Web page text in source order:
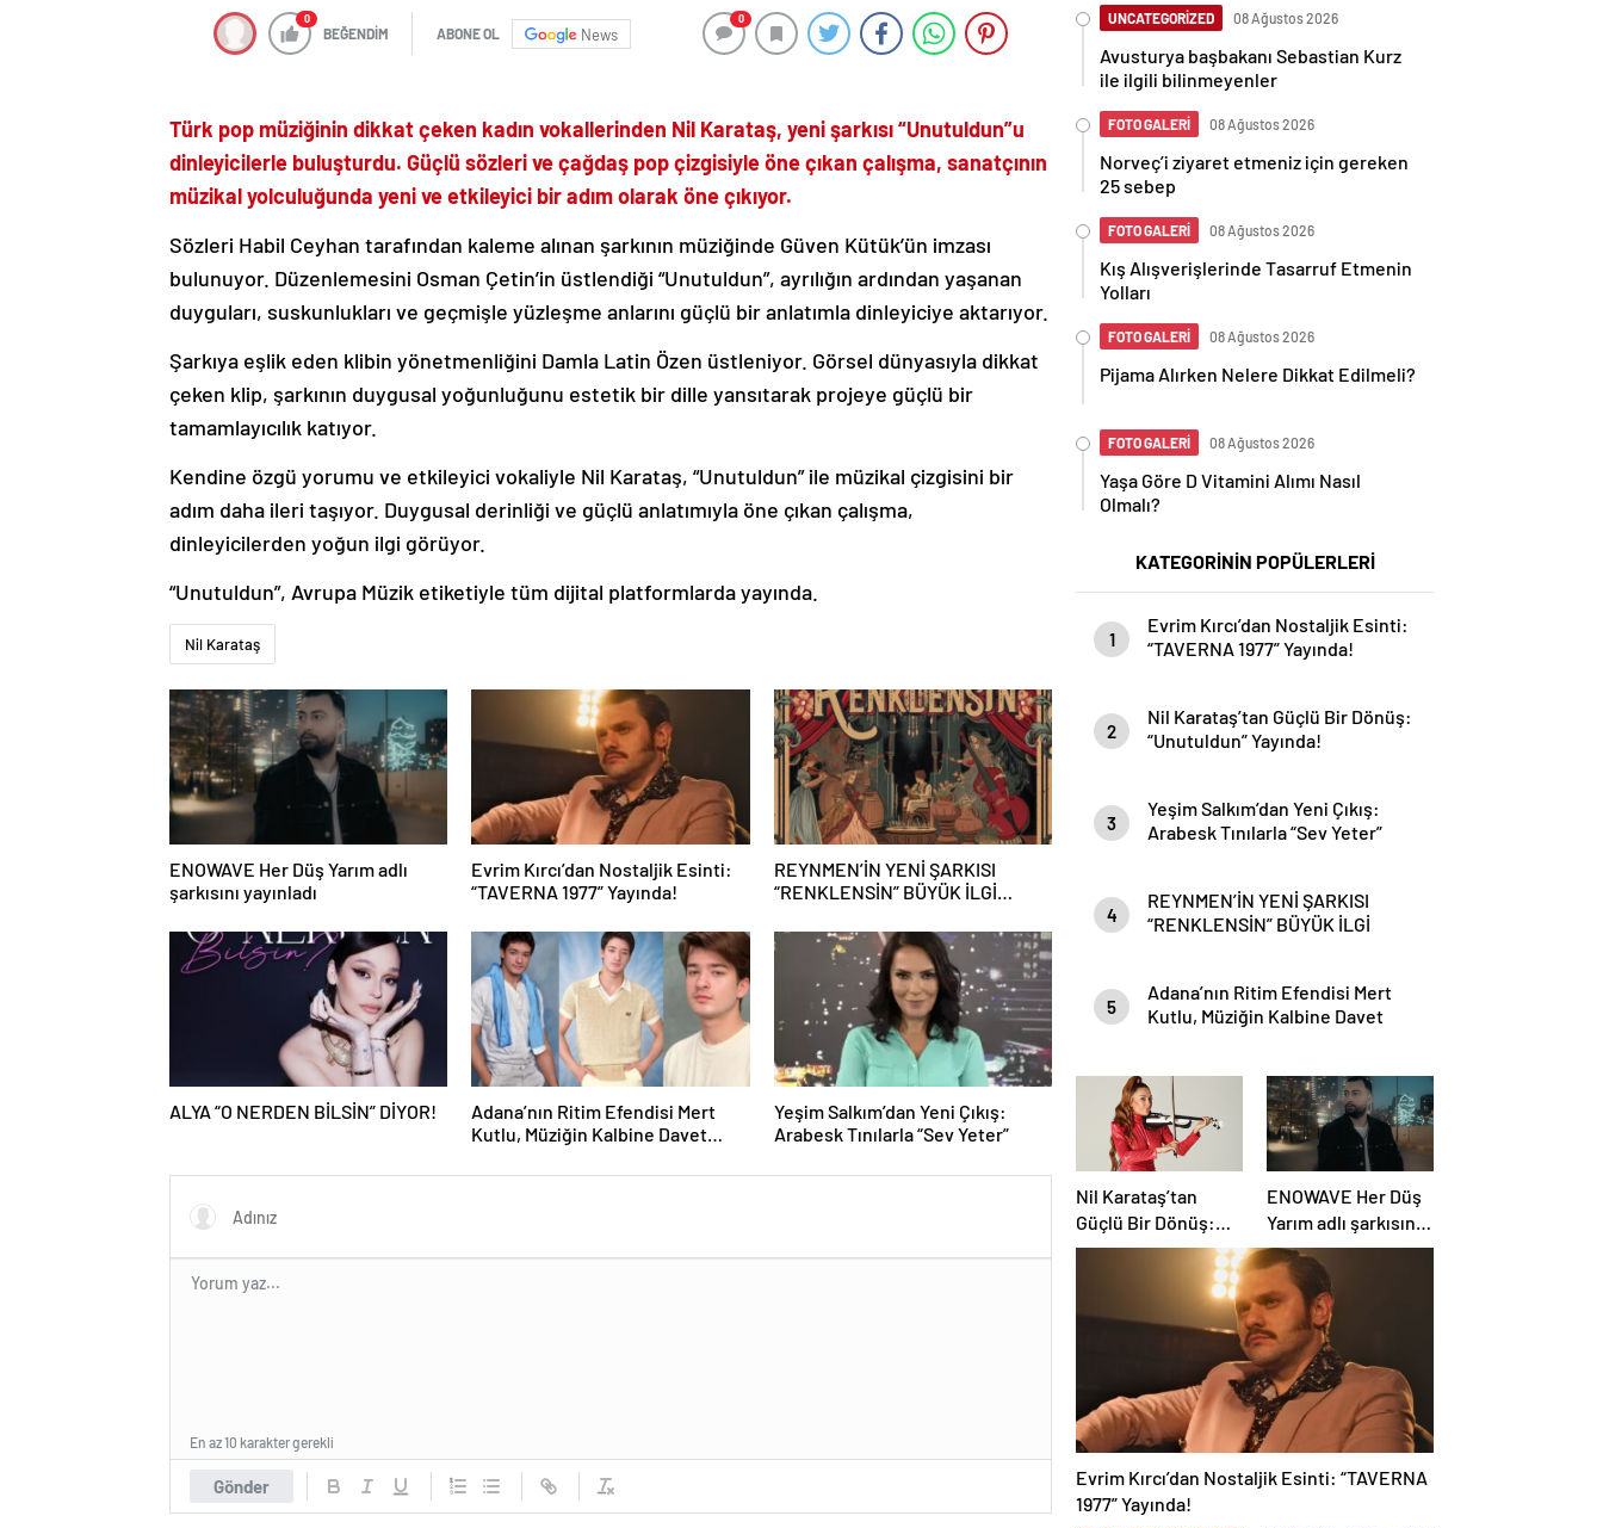
0
BEĞENDİM ABONE OL News
0
Türk pop müziğinin dikkat çeken kadın vokallerinden Nil Karataş, yeni şarkısı “Unutuldun”u
dinleyicilerle buluşturdu. Güçlü sözleri ve çağdaş pop çizgisiyle öne çıkan çalışma, sanatçının
müzikal yolculuğunda yeni ve etkileyici bir adım olarak öne çıkıyor.
Sözleri Habil Ceyhan tarafından kaleme alınan şarkının müziğinde Güven Kütük’ün imzası
bulunuyor. Düzenlemesini Osman Çetin’in üstlendiği “Unutuldun”, ayrılığın ardından yaşanan
duyguları, suskunlukları ve geçmişle yüzleşme anlarını güçlü bir anlatımla dinleyiciye aktarıyor.
Şarkıya eşlik eden klibin yönetmenliğini Damla Latin Özen üstleniyor. Görsel dünyasıyla dikkat
çeken klip, şarkının duygusal yoğunluğunu estetik bir dille yansıtarak projeye güçlü bir
tamamlayıcılık katıyor.
Kendine özgü yorumu ve etkileyici vokaliyle Nil Karataş, “Unutuldun” ile müzikal çizgisini bir
adım daha ileri taşıyor. Duygusal derinliği ve güçlü anlatımıyla öne çıkan çalışma,
dinleyicilerden yoğun ilgi görüyor.
“Unutuldun”, Avrupa Müzik etiketiyle tüm dijital platformlarda yayında.
Nil Karataş
ENOWAVE Her Düş Yarım adlı
şarkısını yayınladı
Evrim Kırcı’dan Nostaljik Esinti:
“TAVERNA 1977” Yayında!
REYNMEN’İN YENİ ŞARKISI
“RENKLENSİN” BÜYÜK İLGİ
ALYA “O NERDEN BİLSİN” DİYOR!
Adana’nın Ritim Efendisi Mert
Kutlu, Müziğin Kalbine Davet
Yeşim Salkım’dan Yeni Çıkış:
Arabesk Tınılarla “Sev Yeter”
Gönder
En az 10 karakter gerekli
UNCATEGORİZED 08 Ağustos 2026
Avusturya başbakanı Sebastian Kurz
ile ilgili bilinmeyenler
FOTO GALERİ 08 Ağustos 2026
Norveç’i ziyaret etmeniz için gereken
25 sebep
FOTO GALERİ 08 Ağustos 2026
Kış Alışverişlerinde Tasarruf Etmenin
Yolları
FOTO GALERİ 08 Ağustos 2026
Pijama Alırken Nelere Dikkat Edilmeli?
FOTO GALERİ 08 Ağustos 2026
Yaşa Göre D Vitamini Alımı Nasıl
Olmalı?
KATEGORİNİN POPÜLERLERİ
1
Evrim Kırcı’dan Nostaljik Esinti:
“TAVERNA 1977” Yayında!
2
Nil Karataş’tan Güçlü Bir Dönüş:
“Unutuldun” Yayında!
3
Yeşim Salkım’dan Yeni Çıkış:
Arabesk Tınılarla “Sev Yeter”
4
REYNMEN’İN YENİ ŞARKISI
“RENKLENSİN” BÜYÜK İLGİ
5
Adana’nın Ritim Efendisi Mert
Kutlu, Müziğin Kalbine Davet
Nil Karataş’tan
Güçlü Bir Dönüş:
“Unutuldun”
ENOWAVE Her Düş
Yarım adlı şarkısını
yayınladı
Evrim Kırcı’dan Nostaljik Esinti: “TAVERNA
1977” Yayında!